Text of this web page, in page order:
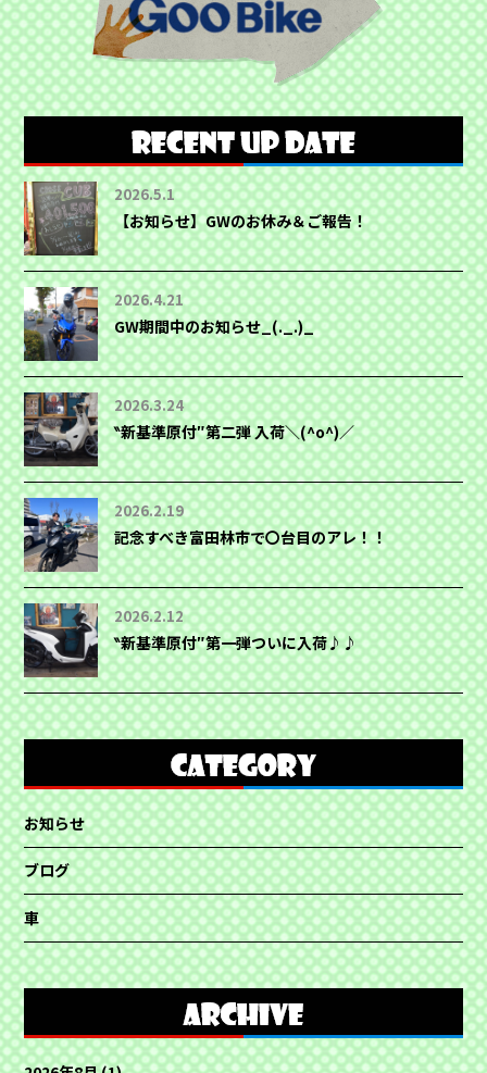
2026.5.1
【お知らせ】GWのお休み＆ご報告！
2026.4.21
GW期間中のお知らせ_(._.)_
2026.3.24
‶新基準原付″第二弾 入荷＼(^o^)／
2026.2.19
記念すべき富田林市で〇台目のアレ！！
2026.2.12
‶新基準原付″第一弾ついに入荷♪♪
お知らせ
ブログ
車